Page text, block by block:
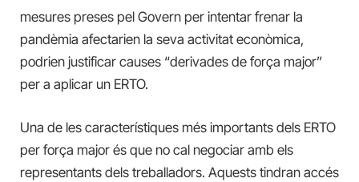
mesures preses pel Govern per intentar frenar la
pandèmia afectarien la seva activitat econòmica,
podrien justificar causes “derivades de força major”
per a aplicar un ERTO.
Una de les característiques més importants dels ERTO
per força major és que no cal negociar amb els
representants dels treballadors. Aquests tindran accés